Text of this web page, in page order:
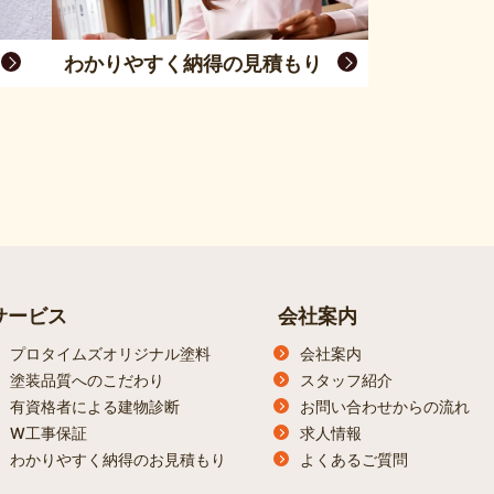
わかりやすく納得の見積もり
ービス
プロタイムズオリジナル塗料
塗装品質へのこだわり
有資格者による建物診断
W工事保証
わかりやすく納得のお見積もり
会社案内
会社案内
スタッフ紹介
お問い合わせからの流れ
求人情報
よくあるご質問